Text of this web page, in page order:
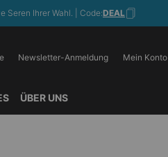
Seren Ihrer Wahl. | Code:DEAL
Newsletter-Anmeldung Mein Konto
ÜBER UNS